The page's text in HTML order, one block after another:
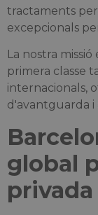
tractaments
excepcionals
La nostra
primera classe
internacionals,
d'avantguarda i
global
privada